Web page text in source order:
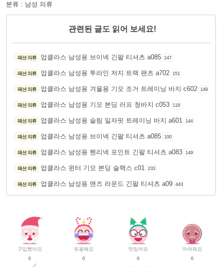
분류 : 남성 의류
관련된 글도 읽어 보세요!
패션 의류 업클라스 남성용 브이넥 긴팔 티셔츠 a085 147
패션 의류 업클라스 남성용 투라인 저지 트랙 팬츠 a702 151
패션 의류 업클라스 남성용 겨울용 기모 조거 트레이닝 바지 c602 149
패션 의류 업클라스 남성용 기모 본딩 러프 청바지 c053 118
패션 의류 업클라스 남성용 슬림 일자핏 트레이닝 바지 a601 144
패션 의류 업클라스 남성용 브이넥 긴팔 티셔츠 a085 100
패션 의류 업클라스 남성용 헨리넥 포인트 긴팔 티셔츠 a083 149
패션 의류 업클라스 윈터 기모 본딩 슬랙스 c01 233
패션 의류 업클라스 남성용 맨즈 라운드 긴팔 티셔츠 a09 443
구입했어요
0
유용해요
0
맛있어요
0
아쉬워요
0